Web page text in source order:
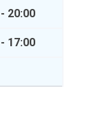
20:00
17:00